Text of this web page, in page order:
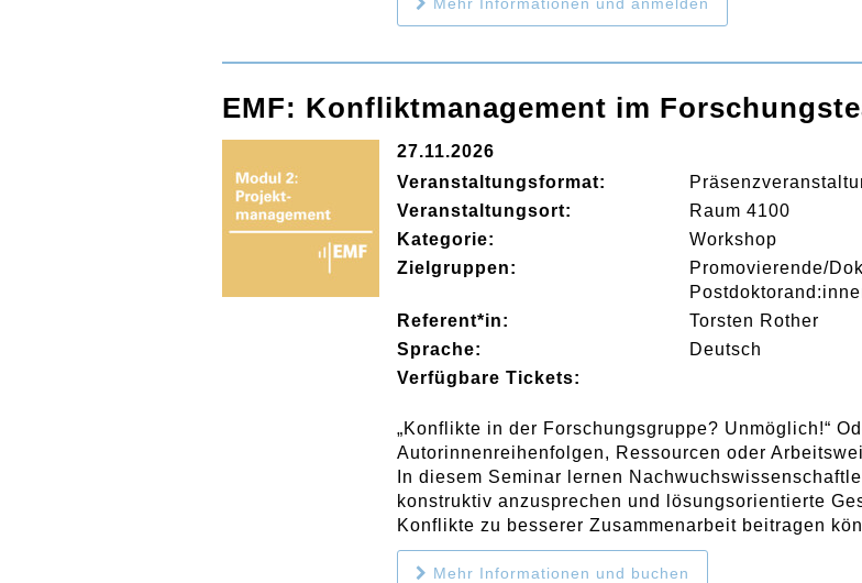
EMF: Konfliktmanagement im
27.11.2026
Veranstaltungsformat:
Veranstaltungsort:
Raum 4100
Kategorie:
Workshop
Zielgruppen:
Promovierende/
Referent*in:
Torsten Rother
Sprache:
Deutsch
Verfügbare Tickets:
„Konflikte in der Forschungsgruppe? Unmöglich!“
Autorinnenreihenfolgen, Ressourcen oder
In diesem Seminar lernen
konstruktiv anzusprechen und lösungsorientierte
Konflikte zu besserer Zusammenarbeit beitragen
Mehr Informationen und buchen